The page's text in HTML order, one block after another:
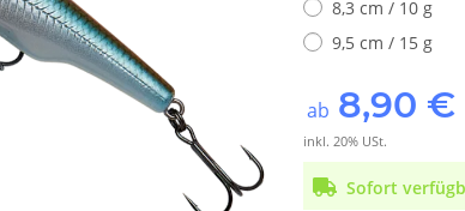
8,3 cm / 10 g
9,5 cm / 15 g
ab 8,90 €
inkl. 20% USt.
Sofort